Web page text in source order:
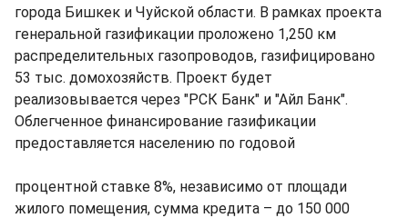
города Бишкек и Чуйской области. В рамках проекта
генеральной газификации проложено 1,250 км
распределительных газопроводов, газифицировано
53 тыс. домохозяйств. Проект будет
реализовывается через "РСК Банк" и "Айл Банк".
Облегченное финансирование газификации
предоставляется населению по годовой
процентной ставке 8%, независимо от площади
жилого помещения, сумма кредита – до 150 000